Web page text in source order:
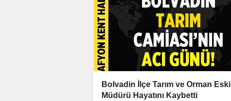
Bolvadin İlçe Tarım ve Orman Eski
Müdürü Hayatını Kaybetti